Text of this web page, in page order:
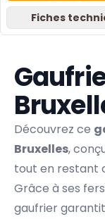
Fiches
Découvrez ce
Bruxelles,
tout en restant
Grâce à ses
gaufrier